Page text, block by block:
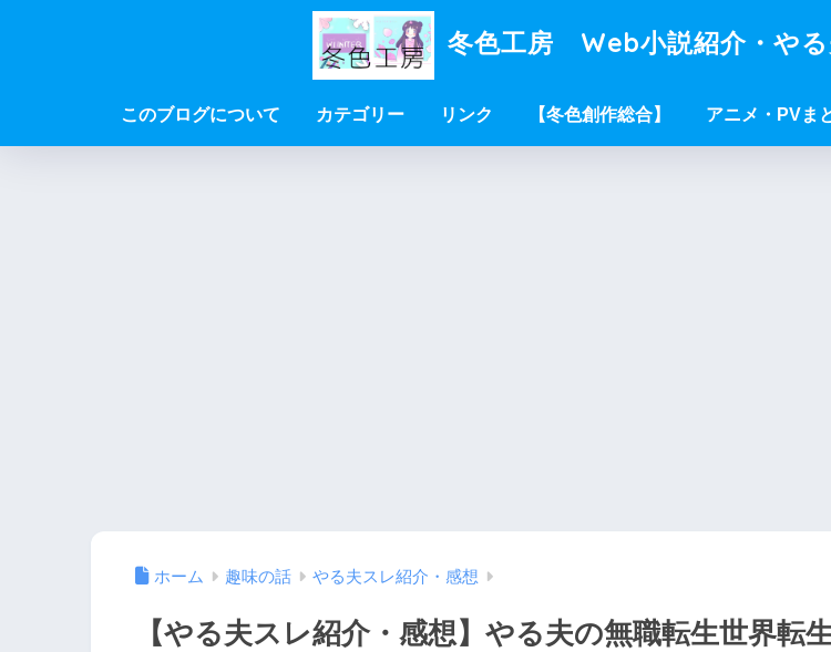
冬色工房 Web小説紹介・や
このブログについて カテゴリー リンク 【冬色創作総合】 アニメ・PVま
ホーム 趣味の話 やる夫スレ紹介・感想
【やる夫スレ紹介・感想】やる夫の無職転生世界転